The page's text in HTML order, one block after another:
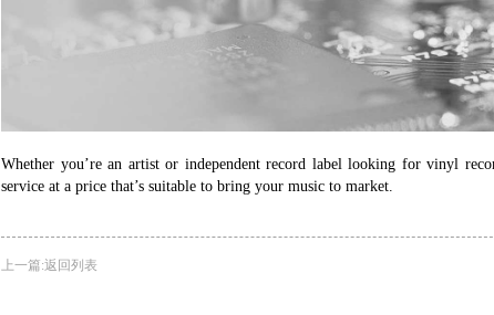
Whether you’re an artist or independent record label looking for vinyl
service at a price that’s suitable to bring your music to market.
上一篇:返回列表